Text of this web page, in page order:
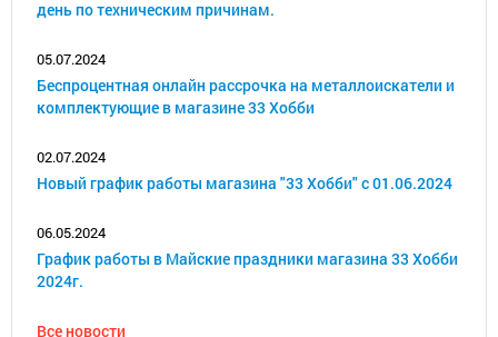
день по техническим причинам.
05.07.2024
Беспроцентная онлайн рассрочка на металлоискатели и
комплектующие в магазине 33 Хобби
02.07.2024
Новый график работы магазина "33 Хобби" с 01.06.2024
06.05.2024
График работы в Майские праздники магазина 33 Хобби
2024г.
Все новости